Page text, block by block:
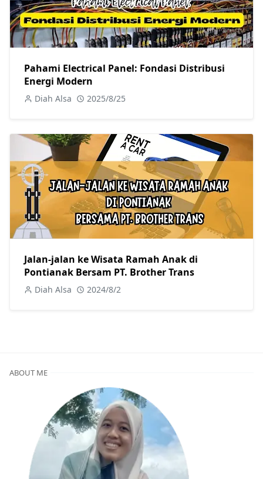
Pahami Electrical Panel: Fondasi Distribusi
Energi Modern
Diah Alsa 2025/8/25
Jalan-jalan ke Wisata Ramah Anak di
Pontianak Bersam PT. Brother Trans
Diah Alsa 2024/8/2
ABOUT ME